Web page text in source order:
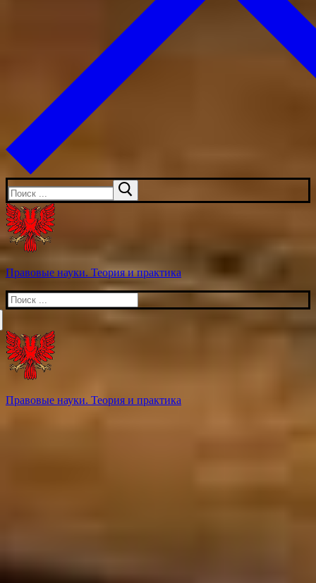
Искать:
Правовые науки. Теория и практика
Искать:
Правовые науки. Теория и практика